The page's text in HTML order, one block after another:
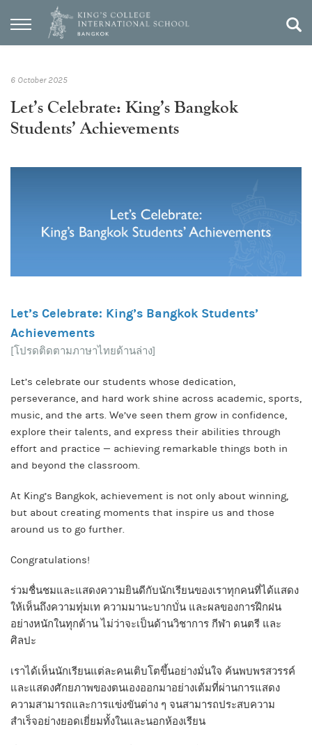
6 October 2025
Let’s Celebrate: King’s Bangkok
Students’ Achievements
Let’s Celebrate: King’s Bangkok Students’
Achievements
[โปรดติดตามภาษาไทยด้านล่าง]
Let’s celebrate our students whose dedication,
perseverance, and hard work shine across academic, sports,
music, and the arts. We’ve seen them grow in confidence,
explore their talents, and express their abilities through
effort and practice — achieving remarkable things both in
and beyond the classroom.
At King’s Bangkok, achievement is not only about winning,
but about creating moments that inspire us and those
around us to go further.
Congratulations!
ร่วมชื่นชมและแสดงความยินดีกับนักเรียนของเราทุกคนที่ได้แสดง
ให้เห็นถึงความทุ่มเท ความมานะบากบั่น และผลของการฝึกฝน
อย่างหนักในทุกด้าน ไม่ว่าจะเป็นด้านวิชาการ กีฬา ดนตรี และ
ศิลปะ
เราได้เห็นนักเรียนแต่ละคนเติบโตขึ้นอย่างมั่นใจ ค้นพบพรสวรรค์
และแสดงศักยภาพของตนเองออกมาอย่างเต้มที่ผ่านการแสดง
ความสามารถและการแข่งขันต่าง ๆ จนสามารถประสบความ
สำเร็จอย่างยอดเยี่ยมทั้งในและนอกห้องเรียน